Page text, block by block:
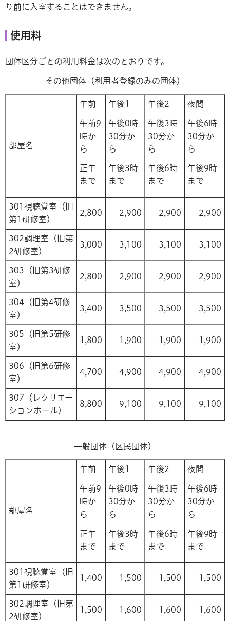
り前に入室することはできません。
使用料
団体区分ごとの利用料金は次のとおりです。
その他団体（利用者登録のみの団体）
部屋名
午前
午前9
時か
ら
正午
まで
午後1
午後0時
30分か
ら
午後3時
まで
午後2
午後3時
30分か
ら
午後6時
まで
夜間
午後6時
30分か
ら
午後9時
まで
301視聴覚室（旧
第1研修室）
2,800 2,900 2,900 2,900
302調理室（旧第
2研修室）
3,000 3,100 3,100 3,100
303（旧第3研修
室）
2,800 2,900 2,900 2,900
304（旧第4研修
室）
3,400 3,500 3,500 3,500
305（旧第5研修
室）
1,800 1,900 1,900 1,900
306（旧第6研修
室）
4,700 4,900 4,900 4,900
307（レクリエー
ションホール）
8,800 9,100 9,100 9,100
一般団体（区民団体）
部屋名
午前
午前9
時か
ら
正午
まで
午後1
午後0時
30分か
ら
午後3時
まで
午後2
午後3時
30分か
ら
午後6時
まで
夜間
午後6時
30分か
ら
午後9時
まで
301視聴覚室（旧
第1研修室）
1,400 1,500 1,500 1,500
302調理室（旧第
2研修室）
1,500 1,600 1,600 1,600